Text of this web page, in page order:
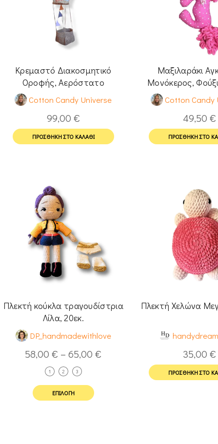
Κρεμαστό Διακοσμητικό
Οροφής, Αερόστατο
Cotton Candy Universe
99,00 €
ΠΡΟΣΘΉΚΗ ΣΤΟ ΚΑΛΆΘΙ
Μαξιλαράκι
Μονόκερος,
Cotton Candy
49,50 €
ΠΡΟΣΘΉΚΗ ΣΤΟ
Πλεκτή κούκλα τραγουδίστρια
Λίλα, 20εκ.
DP_handmadewithlove
58,00€ – 65,00€
1 2 3
ΕΠΙΛΟΓΉ
Πλεκτή Χελώνα
35,00 €
ΠΡΟΣΘΉΚΗ ΣΤΟ